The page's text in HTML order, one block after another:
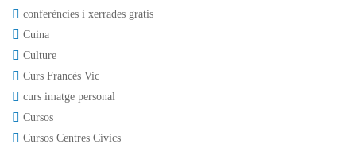
conferències i xerrades gratis
Cuina
Culture
Curs Francès Vic
curs imatge personal
Cursos
Cursos Centres Cívics